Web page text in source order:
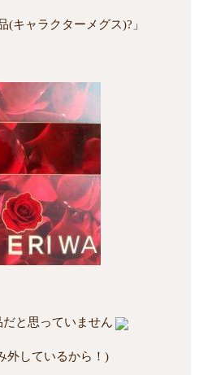
キャラクターメグス)?」
と思っていません
外しているから！)